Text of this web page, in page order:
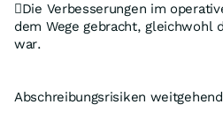
Die Verbesserungen im
dem Wege gebracht, gleichwohl
war.
Abschreibungsrisiken